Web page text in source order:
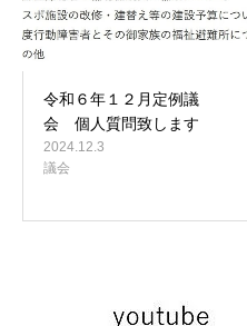
令和６年１２月定例議
会 個人質問致します
2024.12.3
議会